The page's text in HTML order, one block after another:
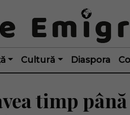
Cultură Diaspora
timp